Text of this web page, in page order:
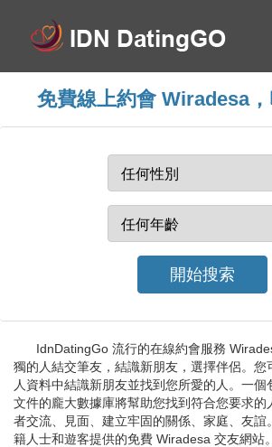
免費線上約會 Wiradesa
IdnDatingGo 流行的在線約會服務
獨的人結交筆友，結識新朋友，選擇伴侶。您
人資料中結識新朋友並找到您所愛的人。一
文件的龐大數據庫將幫助您找到符合您要求的
者交流、見面、建立牢固的關係、家庭、友誼
籍人士和遊客提供的免費 Wiradesa 交友網站。